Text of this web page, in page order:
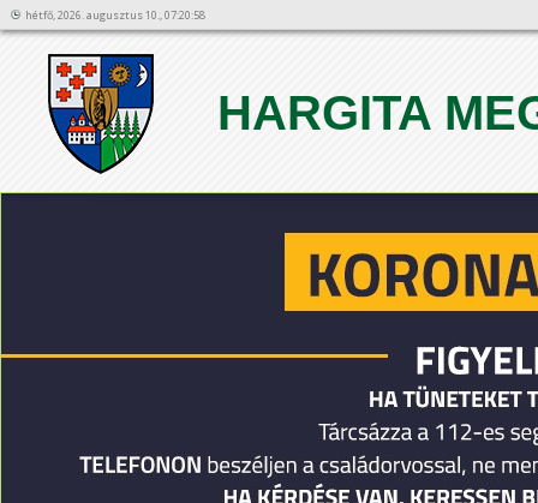
hétfő, 2026. augusztus 10., 07:20:58
HARGITA